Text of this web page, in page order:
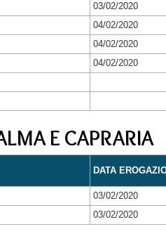
03/02/2020
04/02/2020
04/02/2020
04/02/2020
E CAPRARIA
DATA
03/02/2020
03/02/2020